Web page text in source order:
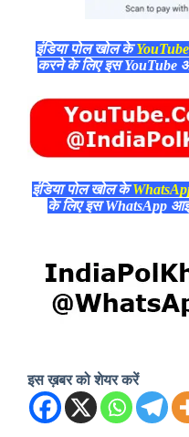
इंडिया पोल खोल के
करने के लिए इस
इंडिया पोल खोल के
के लिए इस WhatsApp
इस ख़बर को शेयर करें